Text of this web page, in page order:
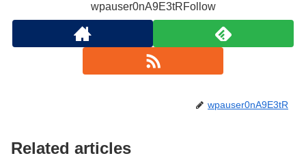
wpauser0nA9E3tRFollow
wpauser0nA9E3tR
Related articles